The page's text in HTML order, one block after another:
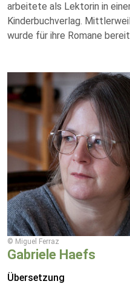
arbeitete als Lektorin in
Kinderbuchverlag.
wurde für ihre Romane
© Miguel Ferraz
Gabriele Haefs
Übersetzung